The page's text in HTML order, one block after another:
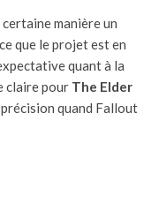
manière un
que le projet est en
quant à la
claire pour The Elder
quand Fallout